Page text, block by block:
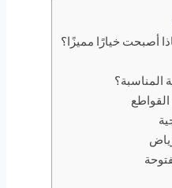
أصبحت خيارًا مميزًا؟
المناسبة؟